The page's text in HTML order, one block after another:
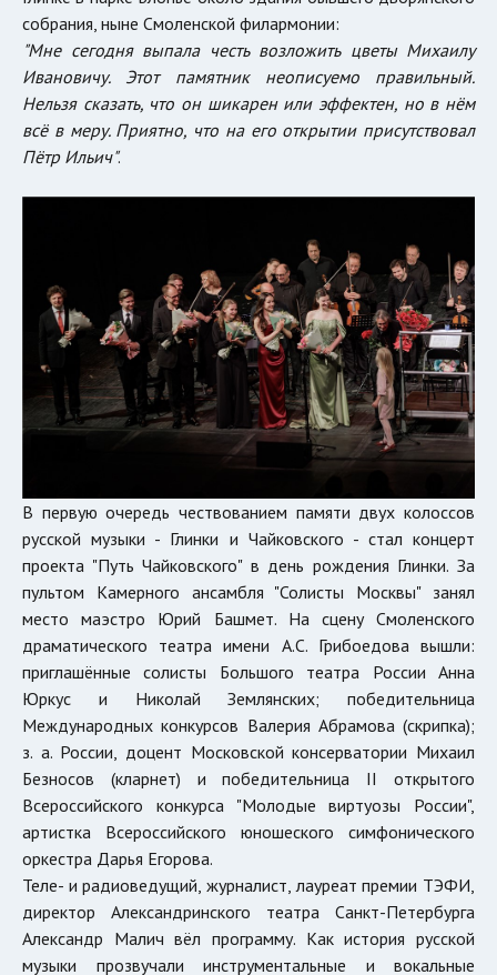
собрания, ныне Смоленской филармонии:
"Мне сегодня выпала честь возложить цветы Михаилу
Ивановичу. Этот памятник неописуемо правильный.
Нельзя сказать, что он шикарен или эффектен, но в нём
всё в меру. Приятно, что на его открытии присутствовал
Пётр Ильич".
В первую очередь чествованием памяти двух колоссов
русской музыки - Глинки и Чайковского - стал концерт
проекта "Путь Чайковского" в день рождения Глинки. За
пультом Камерного ансамбля "Солисты Москвы" занял
место маэстро Юрий Башмет. На сцену Смоленского
драматического театра имени А.С. Грибоедова вышли:
приглашённые солисты Большого театра России Анна
Юркус и Николай Землянских; победительница
Международных конкурсов Валерия Абрамова (скрипка);
з. а. России, доцент Московской консерватории Михаил
Безносов (кларнет) и победительница II открытого
Всероссийского конкурса "Молодые виртуозы России",
артистка Всероссийского юношеского симфонического
оркестра Дарья Егорова.
Теле- и радиоведущий, журналист, лауреат премии ТЭФИ,
директор Александринского театра Санкт-Петербурга
Александр Малич вёл программу. Как история русской
музыки прозвучали инструментальные и вокальные